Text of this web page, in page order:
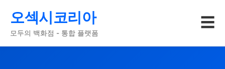
오섹시코리아
모두의 백화점 - 통합 플랫폼
☰